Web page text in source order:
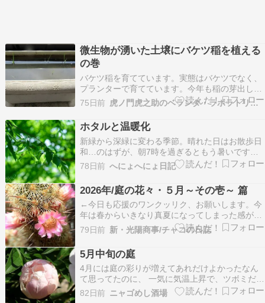
微生物が湧いた土壌にバケツ稲を植える
の巻
バケツ稲を育てています。実態はバケツでなく、
プランターで育てています。今年も稲の芽出しを
行い、植えれる程度には育ちましたので、プラン
ターに植え替えることにしました。温暖化が進ん
でいますので、このプランターへの植え替えは
年々早くなっている気がします。4月にプランタ
ーに水を張り、田土…
75日前 虎ノ門虎之助のベランダ・ラボラトリー ft.メダカ
ホタルと温暖化
新緑から深緑に変わる季節。晴れた日はお散歩日
和…のはずが、朝7時を過ぎるともう暑いです。
そろそろ朝ごはん前の早朝散歩に切り替えなけれ
ばいけないかな。まだ夏じゃないはずなんですけ
ども。 父が、「もうホタルが飛んでる」と言うの
で、母と一緒に歩いて3分の近所のホタルスポッ
トへ。昨夜は…
78日前 へにょへにょ日記
2026年/庭の花々・５月～その壱～ 篇
←今日も応援のワンクッリク、お願いします。今
年は春からいきなり真夏になってしまった感が強
いんだよな。５月半ばで30℃に迫る気温って、確
実に地球温暖化が進んでい
79日前 新・光陽商事/チャコの日誌
5月中旬の庭
4月には庭の彩りが増えてあれだけよかったなん
て思ってたのに、 一気に気温上昇で、ツボミだっ
た花は満開でいい瞬間を取り損ねた 温暖化のせい
だな、植物も気候が変わって順応するのが大変だ
82日前 ニャゴめし酒場